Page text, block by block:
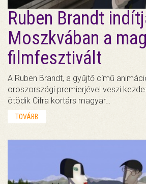
Ruben Brandt
Moszkvában a
filmfesztivált
A Ruben Brandt, a gyűjtő című
oroszországi premierjével veszi
ötödik Cifra kortárs magyar…
TOVÁBB